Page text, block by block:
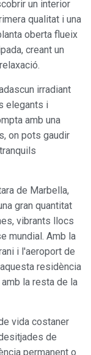
un interior
qualitat i una
oberta flueix
creant un
irradiant
elegants i
amb una
on pots gaudir
de Marbella,
gran quantitat
vibrants llocs
mundial. Amb la
i l'aeroport de
residència
la resta de la
vida costaner
de
permanent o
activades
serveis.
la instal·lació
configurar el
que siguin